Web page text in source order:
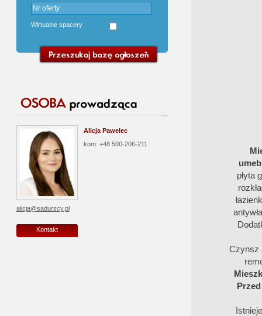
Wirtualne spacery
Alicja Pawelec
kom: +48 500-206-211
alicja@sadurscy.pl
Kontakt
płyta
Czynsz